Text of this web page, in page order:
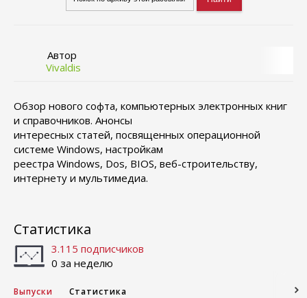
Автор
Vivaldis
Обзор нового софта, компьютерных электронных книг
и справочников. Анонсы
интересных статей, посвященных операционной
системе Windows, настройкам
реестра Windows, Dos, BIOS, веб-строительству,
интернету и мультимедиа.
Статистика
3.115 подписчиков
0 за неделю
Выпуски Статистика